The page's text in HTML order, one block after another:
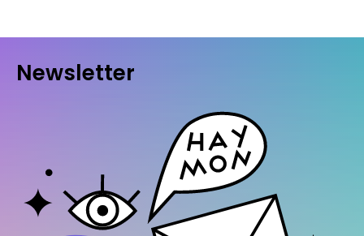
Newsletter